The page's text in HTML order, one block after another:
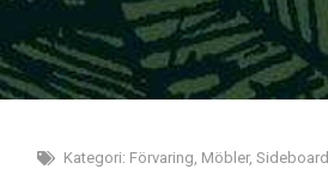
Kategori: Förvaring Möbler,Sideboard